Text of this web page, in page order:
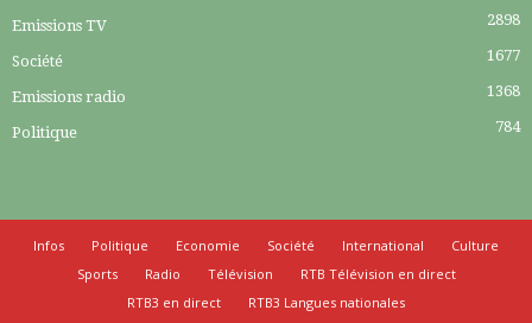
Emissions TV 2898
Société 1677
Emissions radio 1368
Politique 784
Infos Politique Economie Société International
Culture
Sports
Radio Télévision
RTB Télévision en direct
RTB3 en direct
RTB3 Langues nationales